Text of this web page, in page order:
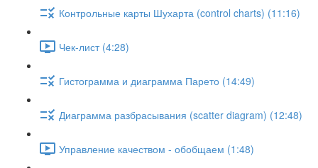
Контрольные карты Шухарта (control charts) (11:16)
Чек-лист (4:28)
Гистограмма и диаграмма Парето (14:49)
Диаграмма разбрасывания (scatter diagram) (12:48)
Управление качеством - обобщаем (1:48)